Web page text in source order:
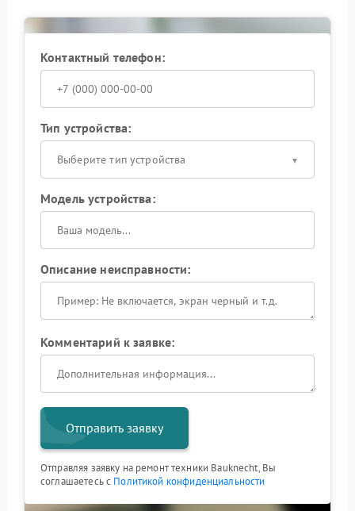
Контактный телефон:
Тип устройства:
Выберите тип устройства
Модель устройства:
Описание неисправности:
Комментарий к заявке:
Отправить заявку
Отправляя заявку на ремонт техники Bauknecht, Вы
соглашаетесь с Политикой конфиденциальности